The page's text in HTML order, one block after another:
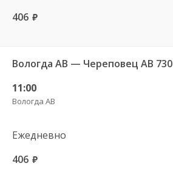
406 руб.
Вологда АВ — Череповец АВ 730
11:00
Вологда АВ
Ежедневно
406 руб.